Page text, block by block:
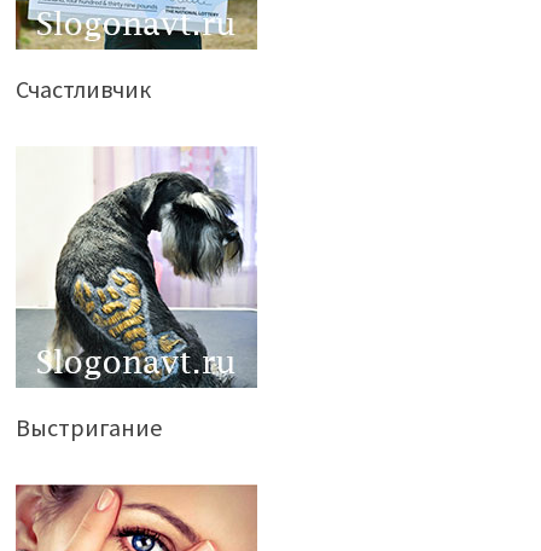
Счастливчик
Выстригание